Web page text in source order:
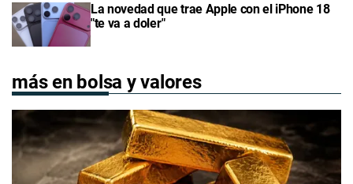
La novedad que trae Apple con el iPhone 18
"te va a doler"
más en bolsa y valores